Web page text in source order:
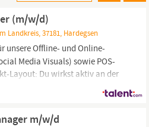
(m/w/d)
Landkreis, 37181, Hardegsen
unsere Offline- und Online-
Media Visuals) sowie POS-
Layout: Du wirkst aktiv an der
Prospekte und
Du stellst die Einhaltung und
m/w/d